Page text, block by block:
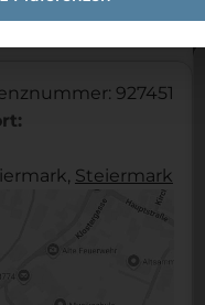
927451
Steier­mark